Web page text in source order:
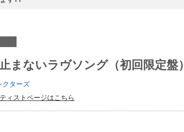
まないラヴソング（初回限定盤）
クターズ
ィストページはこちら